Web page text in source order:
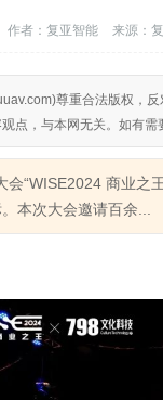
作者：复亚智能 来源：
尊重合法版权，
点，与本网无关。如有需
“WISE2024 商业之
本次大会邀请百余...